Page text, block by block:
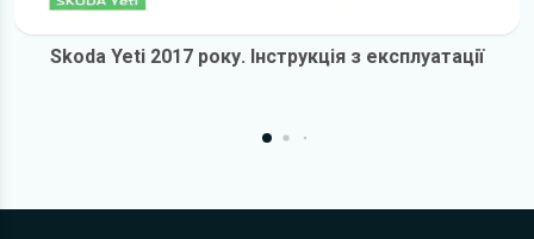
Skoda Yeti 2017 року. Інструкція з експлуатації